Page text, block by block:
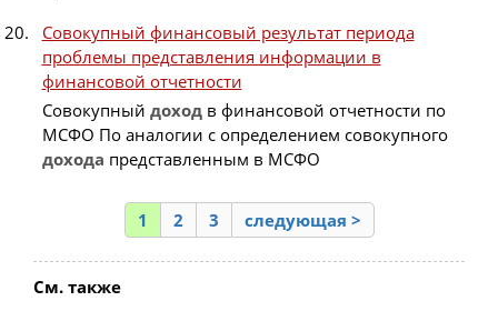
Совокупный финансовый результат периода
проблемы представления информации в
финансовой отчетности
Совокупный доходв финансовой отчетности по
МСФО По аналогии с определением совокупного
дохода представленным в МСФО
1 2 3 следующая >
См. также